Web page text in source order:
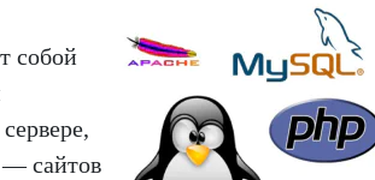
собой
— сайтов